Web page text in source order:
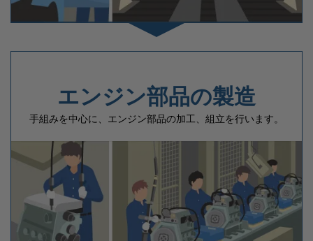
エンジン部品の製造
手組みを中心に、エンジン部品の加工、組立を行います。